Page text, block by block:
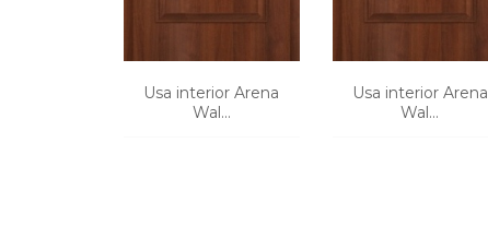
Usa interior Arena
Wal...
Usa interior Arena
Wal...